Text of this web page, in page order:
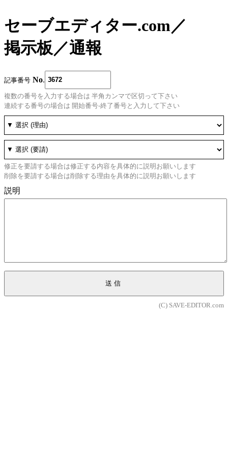
セーブエディター.com／
掲示板／通報
記事番号 No
複数の番号を入力する場合は 半角カンマで区切って下さい
連続する番号の場合は 開始番号-終了番号と入力して下さい
修正を要請する場合は修正する内容を具体的に説明お願いします
削除を要請する場合は削除する理由を具体的に説明お願いします
説明
送信
(C) SAVE-EDITOR.com